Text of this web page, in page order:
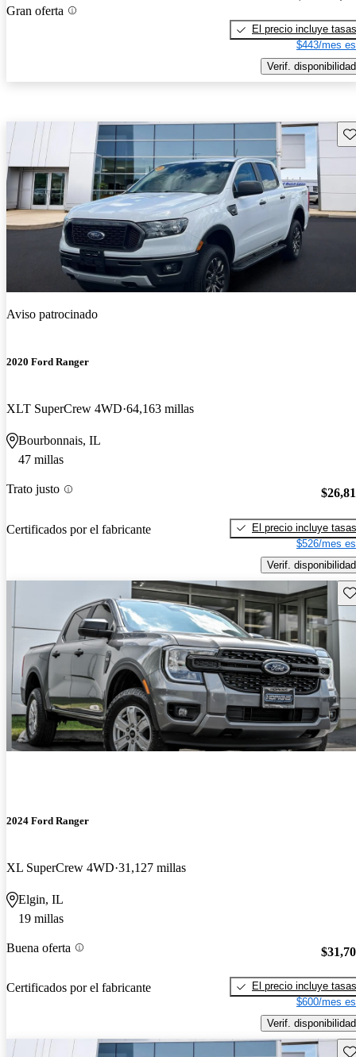
Gran oferta
El precio incluye tasas
$443/mes
Verif. disponibilidad
Aviso patrocinado
2020 Ford Ranger
XLT SuperCrew 4WD 64,163 millas
Bourbonnais, IL
47 millas
Trato justo
Certificados por el fabricante
El precio incluye tasas
$526/mes
Verif. disponibilidad
2024 Ford Ranger
XL SuperCrew 4WD 31,127 millas
Elgin, IL
19 millas
Buena oferta
Certificados por el fabricante
El precio incluye tasas
$600/mes
Verif. disponibilidad